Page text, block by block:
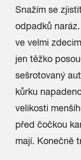
Snažím se
odpadků
ve velmi
jen těžko
sešrotovaný
kůrku
velikosti
před čočkou
mají. Konečně